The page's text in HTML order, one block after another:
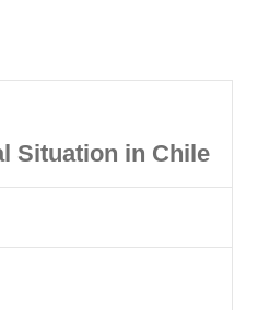
Situation in Chile